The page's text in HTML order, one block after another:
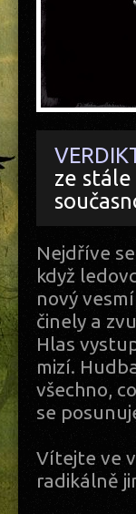
ze
Nejdříve
když
nový
činely a
Hlas
mizí.
všechno,
se
Vítejte ve
radikálně